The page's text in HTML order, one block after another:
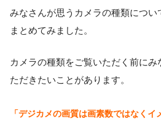
みなさんが思うカメラの種類につ
まとめてみました。
カメラの種類をご覧いただく前に
ただきたいことがあります。
「デジカメの画質は画素数ではなく